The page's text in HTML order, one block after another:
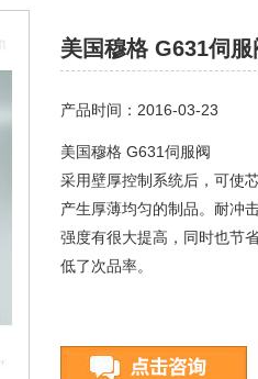
美国穆格 G631伺服
产品时间：2016-03-23
美国穆格 G631伺服阀
采用壁厚控制系统后，可使
产生厚薄均匀的制品。耐冲
强度有很大提高，同时也节
低了次品率。